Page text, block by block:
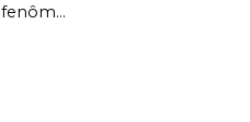
fenôm...